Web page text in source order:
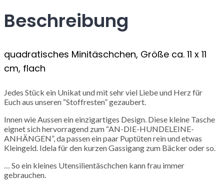
Beschreibung
quadratisches Minitäschchen, Größe ca. 11 x 11
cm, flach
Jedes Stück ein Unikat und mit sehr viel Liebe und Herz für
Euch aus unseren “Stoffresten” gezaubert.
Innen wie Aussen ein einzigartiges Design. Diese kleine Tasche
eignet sich hervorragend zum “AN-DIE-HUNDELEINE-
ANHÄNGEN”, da passen ein paar Puptüten rein und etwas
Kleingeld. Idela für den kurzen Gassigang zum Bäcker oder so.
… So ein kleines Utensilientäschchen kann frau immer
gebrauchen.